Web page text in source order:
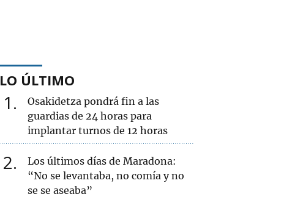
LO ÚLTIMO
1
Osakidetza pondrá fin a las
guardias de 24 horas para
implantar turnos de 12 horas
2
Los últimos días de Maradona:
“No se levantaba, no comía y no
se se aseaba”